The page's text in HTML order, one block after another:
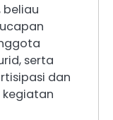
beliau
serta
dan